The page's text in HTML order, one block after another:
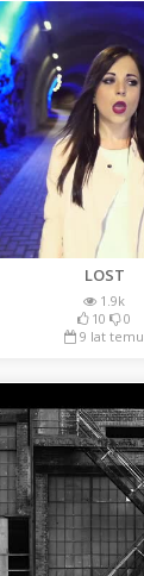
LOST
1.9k
10
0
9 lat temu